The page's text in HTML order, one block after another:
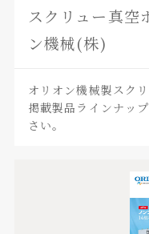
スクリュー真空
ン機械(株)
オリオン機械製スク
掲載製品ラインナッ
さい。